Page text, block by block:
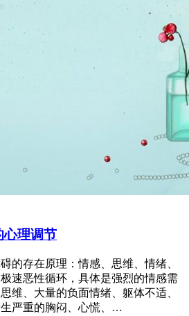
心理调节
的存在原理：情感、思维、情绪、
速恶性循环，具体是强烈的情感需
维、大量的负面情绪、躯体不适、
严重的胸闷、心慌、…